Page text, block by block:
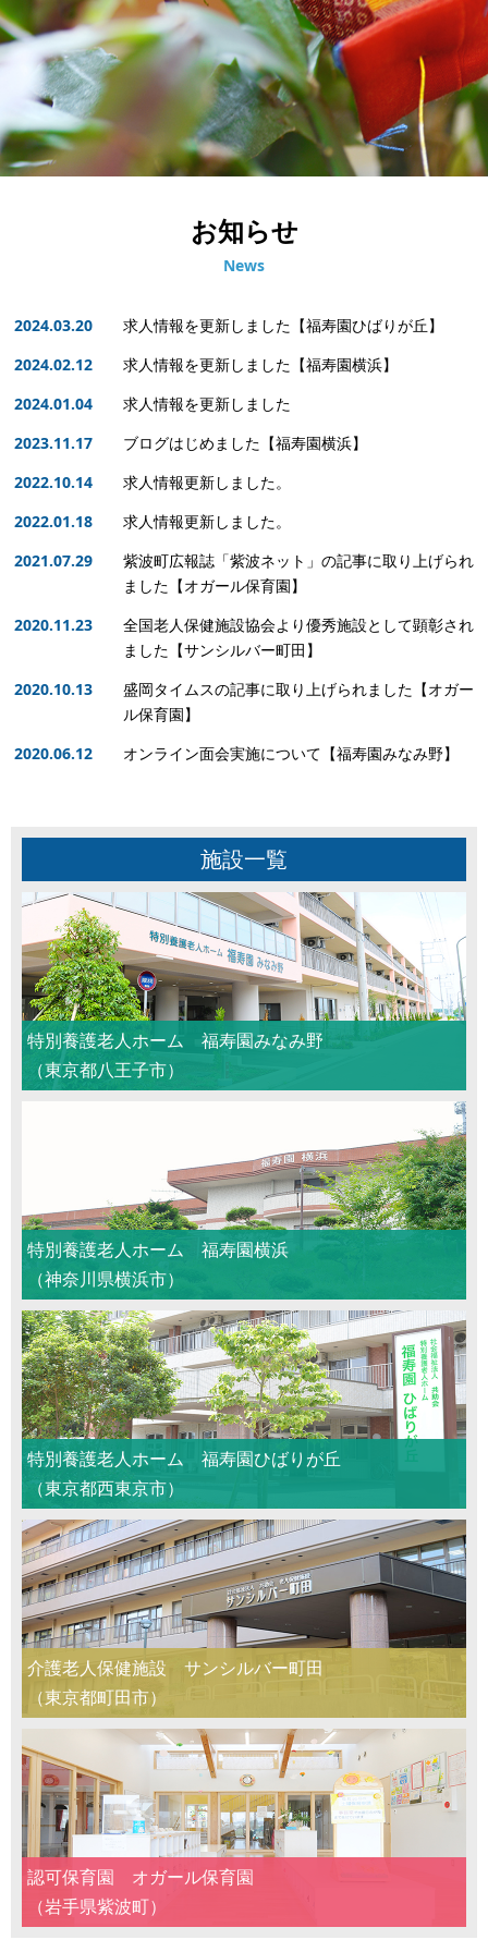
お知らせ
News
2024.03.20
求人情報を更新しました【福寿園ひばりが丘】
2024.02.12
求人情報を更新しました【福寿園横浜】
2024.01.04
求人情報を更新しました
2023.11.17
ブログはじめました【福寿園横浜】
2022.10.14
求人情報更新しました。
2022.01.18
求人情報更新しました。
2021.07.29
紫波町広報誌「紫波ネット」の記事に取り上げられ
ました【オガール保育園】
2020.11.23
全国老人保健施設協会より優秀施設として顕彰され
ました【サンシルバー町田】
2020.10.13
盛岡タイムスの記事に取り上げられました【オガー
ル保育園】
2020.06.12
オンライン面会実施について【福寿園みなみ野】
施設一覧
特別養護老人ホーム 福寿園みなみ野
（東京都八王子市）
特別養護老人ホーム 福寿園横浜
（神奈川県横浜市）
特別養護老人ホーム 福寿園ひばりが丘
（東京都西東京市）
介護老人保健施設 サンシルバー町田
（東京都町田市）
認可保育園 オガール保育園
（岩手県紫波町）